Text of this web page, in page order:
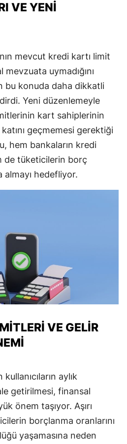
VE YENI
mevcut kredi kartı limit
mevzuata uymadığını
bu konuda daha dikkatli
Yeni düzenlemeyle
kart sahiplerinin
geçmemesi gerektiği
hem bankaların kredi
de tüketicilerin borç
almayı hedefliyor.
VE GELIR
aylık
getirilmesi, finansal
önem taşıyor. Aşırı
borçlanma oranlarını
yaşamasına neden